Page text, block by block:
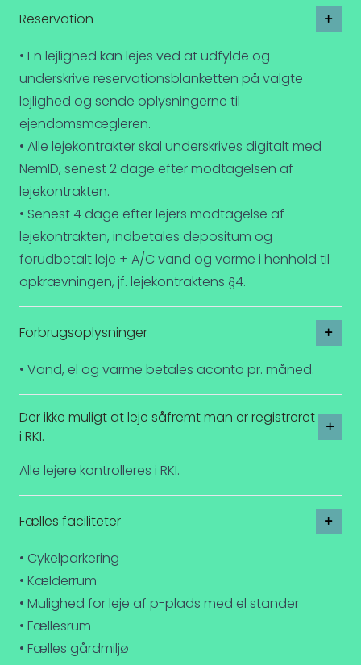
Reservation
• En lejlighed kan lejes ved at udfylde og
underskrive reservationsblanketten på valgte
lejlighed og sende oplysningerne til
ejendomsmægleren.
• Alle lejekontrakter skal underskrives digitalt med
NemID, senest 2 dage efter modtagelsen af
lejekontrakten.
• Senest 4 dage efter lejers modtagelse af
lejekontrakten, indbetales depositum og
forudbetalt leje + A/C vand og varme i henhold til
opkrævningen, jf. lejekontraktens §4.
Forbrugsoplysninger
• Vand, el og varme betales aconto pr. måned.
Der ikke muligt at leje såfremt man er registreret
i RKI.
Alle lejere kontrolleres i RKI.
Fælles faciliteter
• Cykelparkering
• Kælderrum
• Mulighed for leje af p-plads med el stander
• Fællesrum
• Fælles gårdmiljø